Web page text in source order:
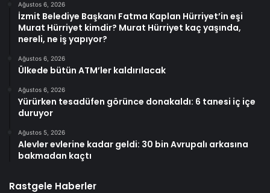
Ağustos 6, 2026
İzmit Belediye Başkanı Fatma Kaplan Hürriyet’in eşi
Murat Hürriyet kimdir? Murat Hürriyet kaç yaşında,
nereli, ne iş yapıyor?
Ağustos 6, 2026
Ülkede bütün ATM’ler kaldırılacak
Ağustos 6, 2026
Yürürken tesadüfen görünce donakaldı: 6 tanesi iç içe
duruyor
Ağustos 5, 2026
Alevler evlerine kadar geldi: 30 bin Avrupalı arkasına
bakmadan kaçtı
Rastgele Haberler